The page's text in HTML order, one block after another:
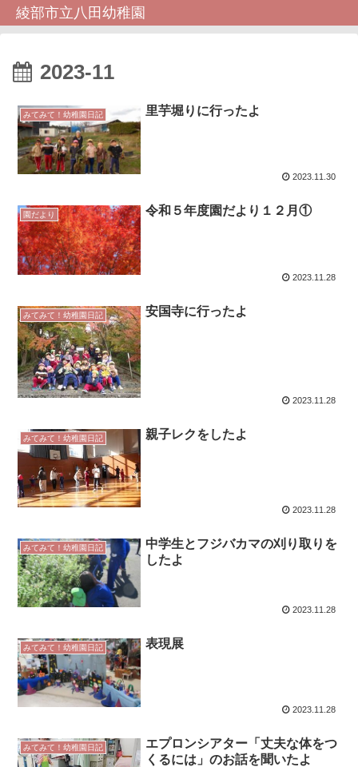
綾部市立八田幼稚園
2023-11
みてみて！幼稚園日記 里芋堀りに行ったよ
2023.11.30
園だより 令和５年度園だより１２月①
2023.11.28
みてみて！幼稚園日記 安国寺に行ったよ
2023.11.28
みてみて！幼稚園日記 親子レクをしたよ
2023.11.28
みてみて！幼稚園日記
中学生とフジバカマの刈り取りを
したよ
2023.11.28
みてみて！幼稚園日記 表現展
2023.11.28
みてみて！幼稚園日記
エプロンシアター「丈夫な体をつ
くるには」のお話を聞いたよ